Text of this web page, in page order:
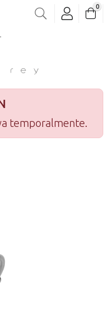
Buscar
0
temporalmente.